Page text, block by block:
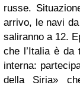
russe.
arrivo, le navi
saliranno a 12.
che l’Italia è da
interna:
della Siria»